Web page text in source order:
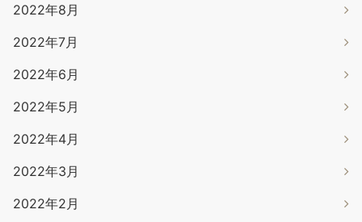
2022年8月
2022年7月
2022年6月
2022年5月
2022年4月
2022年3月
2022年2月